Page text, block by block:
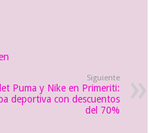
Siguiente
Puma y Nike en Primeriti:
deportiva con descuentos
del 70%